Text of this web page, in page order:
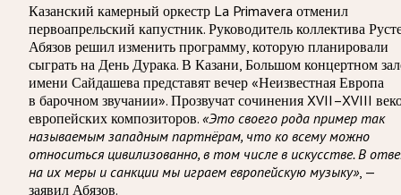
Казанский камерный оркестр La Primavera отменил
первоапрельский капустник. Руководитель коллектива
Абязов решил изменить программу, которую планировали
сыграть на День Дурака. В Казани, Большом концертном
имени Сайдашева представят вечер «Неизвестная Европа
в барочном звучании». Прозвучат сочинения XVII–XVIII
европейских композиторов. «Это своего рода пример так
называемым западным партнёрам, что ко всему можно
относиться цивилизованно, в том числе в искусстве. В
на их меры и санкции мы играем европейскую музыку», —
заявил Абязов.